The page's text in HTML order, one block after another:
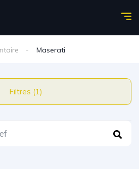
Maserati
Filtres (1)